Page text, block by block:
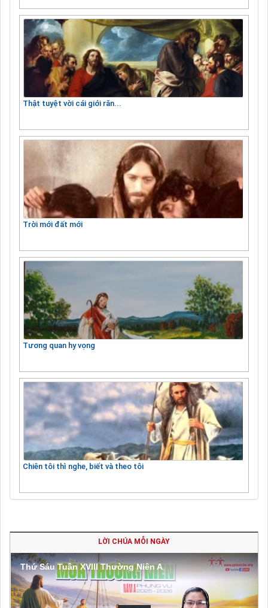
Thật tuyệt vời cái giới răn...
Trời mới đất mới
Tương quan hy vọng
Chiên tôi thì nghe, biết và theo tôi
LỜI CHÚA MỖI NGÀY
Thứ Sáu Tuần XVIII Thường Niên A